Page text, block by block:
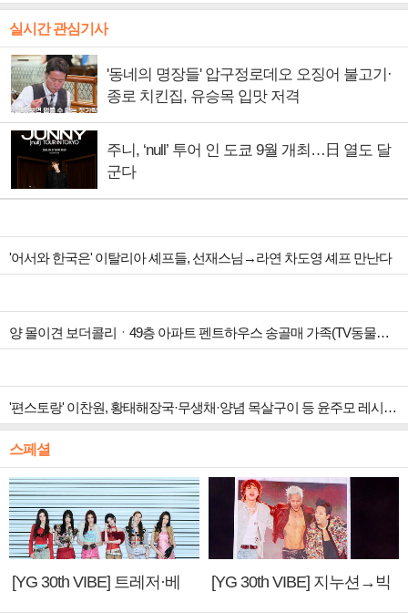
실시간 관심기사
'동네의 명장들' 압구정로데오 오징어 불고기·
종로 치킨집, 유승목 입맛 저격
주니, ‘null’ 투어 인 도쿄 9월 개최…日 열도 달
군다
'어서와 한국은' 이탈리아 셰프들, 선재스님→라연 차도영 셰프 만난다
양 몰이견 보더콜리ㆍ49층 아파트 펜트하우스 송골매 가족(TV동물농장)
'편스토랑' 이찬원, 황태해장국·무생채·양념 목살구이 등 윤주모 레시피 섭렵
스페셜
[YG 30th VIBE] 트레저·베
[YG 30th VIBE] 지누션→빅